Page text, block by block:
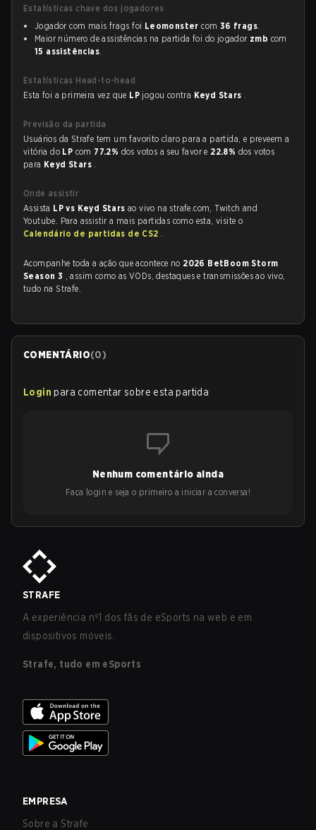
Estatísticas chave dos jogadores
Jogador com mais frags foi Leomonster com 36 frags.
Maior número de assistências na partida foi do jogador zmb com
15 assistências.
Estatísticas Head-to-head
Esta foi a primeira vez que LP jogou contra Keyd Stars .
Previsão da partida
Usuários da Strafe tem um favorito claro para a partida, e preveem a
vitória do LP com 77.2% dos votos a seu favor e 22.8% dos votos
para Keyd Stars .
Onde assistir
Assista LP vs Keyd Starsao vivo na strafe.com, Twitch and
Youtube. Para assistir a mais partidas como esta, visite o
Calendário de partidas de CS2 .
Acompanhe toda a ação que acontece no 2026 BetBoom Storm
Season 3 , assim como as VODs, destaques e transmissões ao vivo,
tudo na Strafe.
COMENTÁRIO(0)
Login para comentar sobre esta partida
Nenhum comentário ainda
Faça login e seja o primeiro a iniciar a conversa!
STRAFE
A experiência nº1 dos fãs de eSports na web e em
dispositivos móveis.
Strafe, tudo em eSports
EMPRESA
Sobre a Strafe